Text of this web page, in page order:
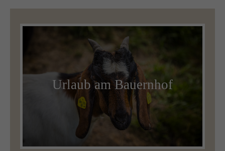
Urlaub am Bauernhof